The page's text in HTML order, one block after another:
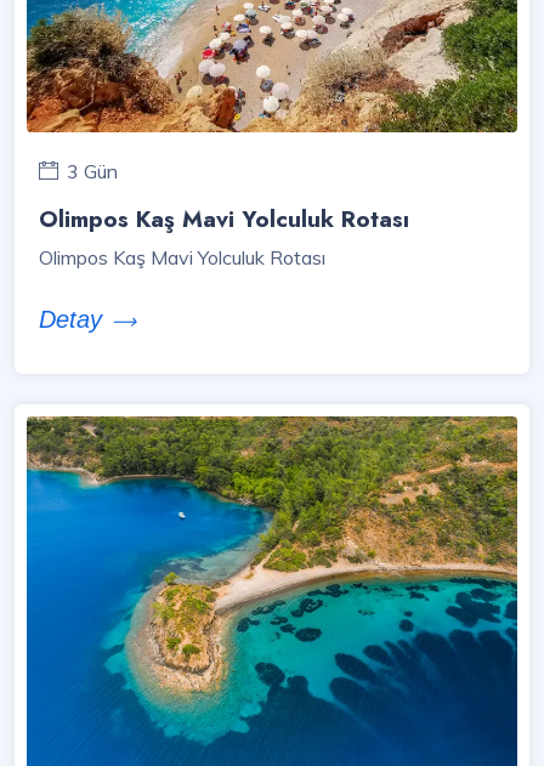
3 Gün
Olimpos Kaş Mavi Yolculuk Rotası
Olimpos Kaş Mavi Yolculuk Rotası
Detay